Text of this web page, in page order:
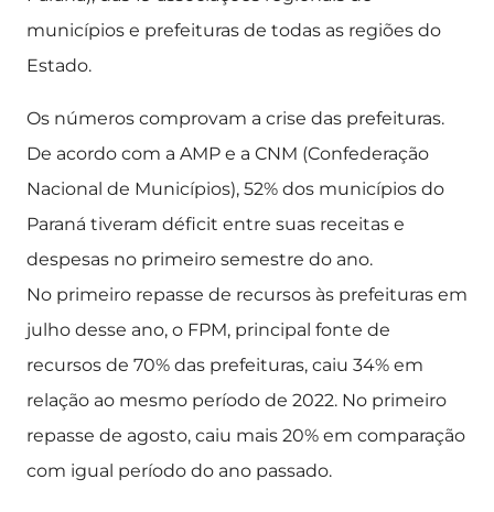
municípios e prefeituras de todas as regiões do
Estado.
Os números comprovam a crise das prefeituras.
De acordo com a AMP e a CNM (Confederação
Nacional de Municípios), 52% dos municípios do
Paraná tiveram déficit entre suas receitas e
despesas no primeiro semestre do ano.
No primeiro repasse de recursos às prefeituras em
julho desse ano, o FPM, principal fonte de
recursos de 70% das prefeituras, caiu 34% em
relação ao mesmo período de 2022. No primeiro
repasse de agosto, caiu mais 20% em comparação
com igual período do ano passado.